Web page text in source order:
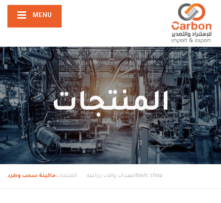
MENU
المنتجات
tools shop/معدات والات زراعيه المنتجاتماكينة سحب وطرد